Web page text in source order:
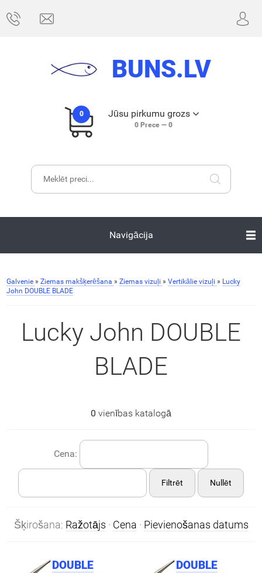
BUNS.LV
0 Jūsu pirkumu grozs
0Prece — 0
Navigācija
Galvenie » Ziemas makšķerēšana » Ziemas vizuļi » Vertikālie vizuļi » Lucky
John DOUBLE BLADE
Lucky John DOUBLE
BLADE
0 vienības katalogā
Cena:
Filtrēt Nullēt
Šķirošana: Ražotājs · Cena · Pievienošanas datums
DOUBLE
DOUBLE